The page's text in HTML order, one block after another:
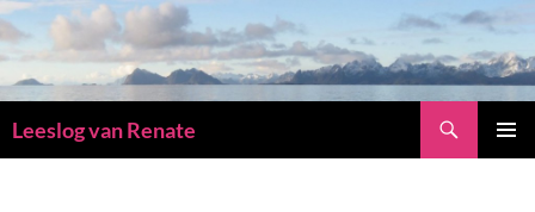
Leeslog van Renate